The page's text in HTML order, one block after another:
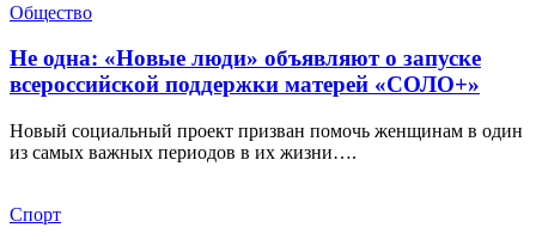
Общество
Не одна: «Новые люди» объявляют о запуске
всероссийской поддержки матерей «СОЛО+»
Новый социальный проект призван помочь женщинам в один
из самых важных периодов в их жизни….
Спорт